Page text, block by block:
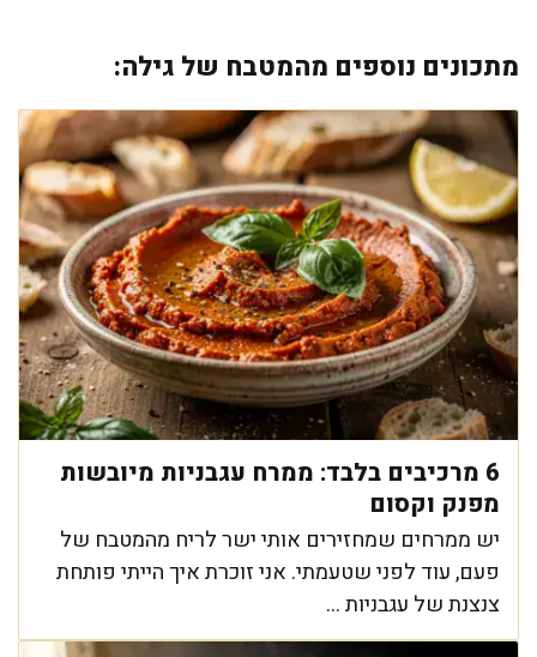
מתכונים נוספים מהמטבח של גילה:
6 מרכיבים בלבד: ממרח עגבניות מיובשות
מפנק וקסום
יש ממרחים שמחזירים אותי ישר לריח מהמטבח של
פעם, עוד לפני שטעמתי. אני זוכרת איך הייתי פותחת
צנצנת של עגבניות ...